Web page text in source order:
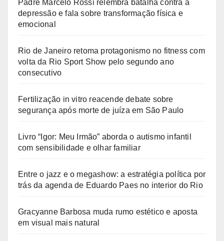
Padre Marcelo Rossi relembra batalha contra a
depressão e fala sobre transformação física e
emocional
Rio de Janeiro retoma protagonismo no fitness com
volta da Rio Sport Show pelo segundo ano
consecutivo
Fertilização in vitro reacende debate sobre
segurança após morte de juíza em São Paulo
Livro “Igor: Meu Irmão” aborda o autismo infantil
com sensibilidade e olhar familiar
Entre o jazz e o megashow: a estratégia política por
trás da agenda de Eduardo Paes no interior do Rio
Gracyanne Barbosa muda rumo estético e aposta
em visual mais natural